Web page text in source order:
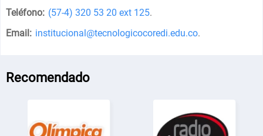
Teléfono: (57-4) 320 53 20 ext 125.
Email: institucional@tecnologicocoredi.edu.co.
Recomendado